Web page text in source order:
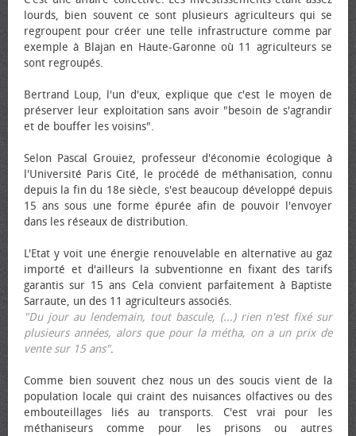
lourds, bien souvent ce sont plusieurs agriculteurs qui se
regroupent pour créer une telle infrastructure comme par
exemple à Blajan en Haute-Garonne où 11 agriculteurs se
sont regroupés.
Bertrand Loup, l'un d'eux, explique que c'est le moyen de
préserver leur exploitation sans avoir "besoin de s'agrandir
et de bouffer les voisins".
Selon Pascal Grouiez, professeur d'économie écologique à
l'Université Paris Cité, le procédé de méthanisation, connu
depuis la fin du 18e siècle, s'est beaucoup développé depuis
15 ans sous une forme épurée afin de pouvoir l'envoyer
dans les réseaux de distribution.
L'Etat y voit une énergie renouvelable en alternative au gaz
importé et d'ailleurs la subventionne en fixant des tarifs
garantis sur 15 ans Cela convient parfaitement à Baptiste
Sarraute, un des 11 agriculteurs associés.
"Du jour au lendemain, tout bascule, (...) rien n'est fixé sur
plusieurs années, alors que pour la métha, on a un prix de
vente sur 15 ans".
Comme bien souvent chez nous un des soucis vient de la
population locale qui craint des nuisances olfactives ou des
embouteillages liés au transports. C'est vrai pour les
méthaniseurs comme pour les prisons ou autres